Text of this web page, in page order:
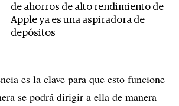
de ahorros de alto rendimiento de
Apple ya es una aspiradora de
depósitos
es la clave para que esto funcione
se podrá dirigir a ella de manera